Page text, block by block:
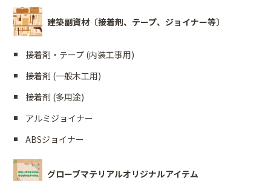
建築副資材〔接着剤、テープ、ジョイナー等〕
接着剤・テープ (内装工事用)
接着剤 (一般木工用)
接着剤 (多用途)
アルミジョイナー
ABSジョイナー
グローブマテリアルオリジナルアイテム